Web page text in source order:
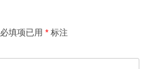
必填项已用 * 标注